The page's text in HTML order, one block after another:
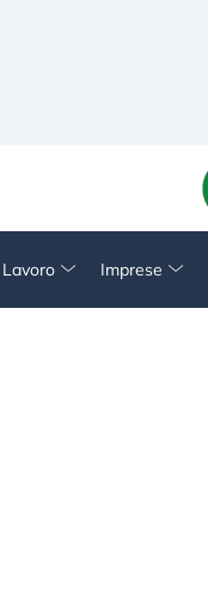
Imprese